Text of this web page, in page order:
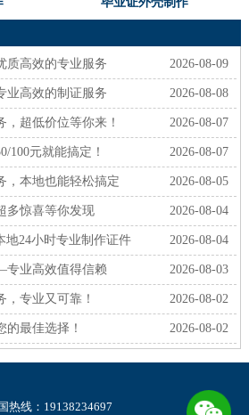
2026-08-09
质高效的专业服务
2026-08-08
业高效的制证服务
2026-08-07
，超低价位等你来！
2026-08-07
100元就能搞定！
2026-08-05
，本地也能轻松搞定
2026-08-04
多惊喜等你发现
2026-08-04
地24小时专业制作证件
2026-08-03
业高效值得信赖
2026-08-02
，专业又可靠！
2026-08-02
的最佳选择！
热线：19138234697